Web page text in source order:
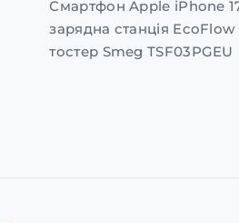
Смартфон Apple iPhone
зарядна станція EcoFlow
тостер Smeg TSF03PGEU